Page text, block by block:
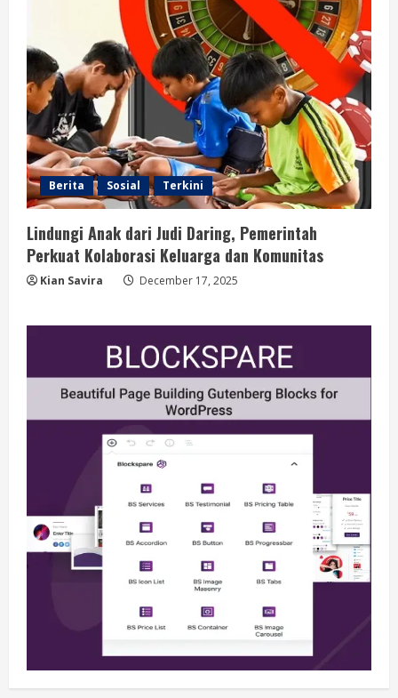
Berita Sosial Terkini
Lindungi Anak dari Judi Daring, Pemerintah
Perkuat Kolaborasi Keluarga dan Komunitas
Kian Savira December 17, 2025
Berita
BMP Kecam Aksi KNPB, Serukan
Persatuan Demi Papua yang Kondusif
August 6, 2026
Perang Algoritma AI Makin Kompleks,